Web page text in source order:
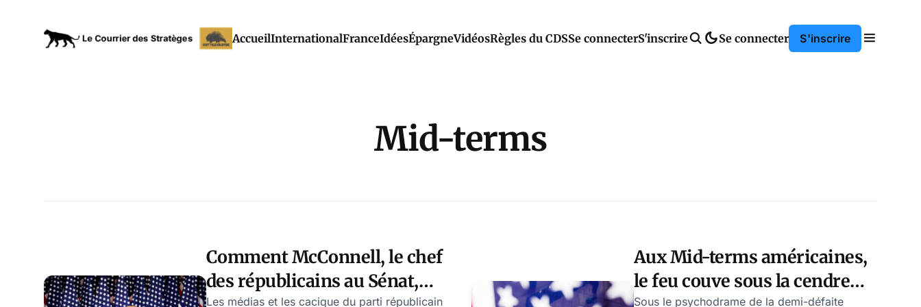
AccueilInternationalFranceIdéesÉpargneVidéosRègles du CDSSe connecterS'inscrire Se connecter S'inscrire
Mid-terms
Comment McConnell, le chef
des républicains au Sénat,
Les médias et les cacique du parti républicain
Aux Mid-terms américaines,
le feu couve sous la cendre
Sous le psychodrame de la demi-défaite